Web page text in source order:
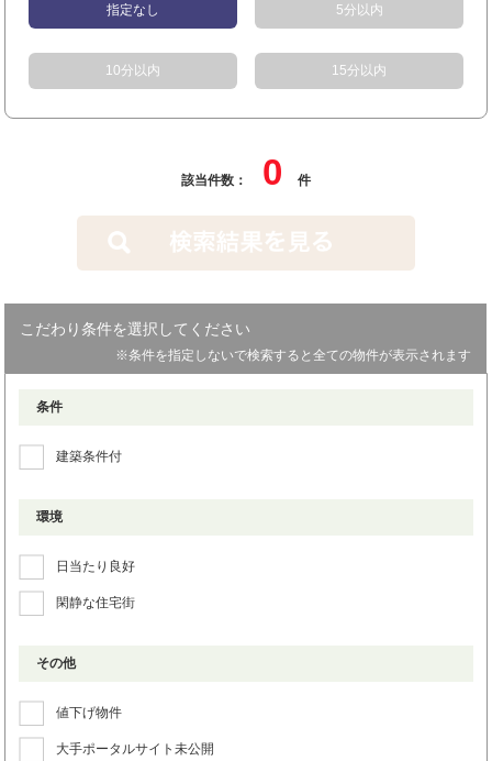
指定なし 5分以内
10分以内 15分以内
該当件数： 0 件
こだわり条件を選択してください
※条件を指定しないで検索すると全ての物件が表示されます
条件
建築条件付
環境
日当たり良好
閑静な住宅街
その他
値下げ物件
大手ポータルサイト未公開